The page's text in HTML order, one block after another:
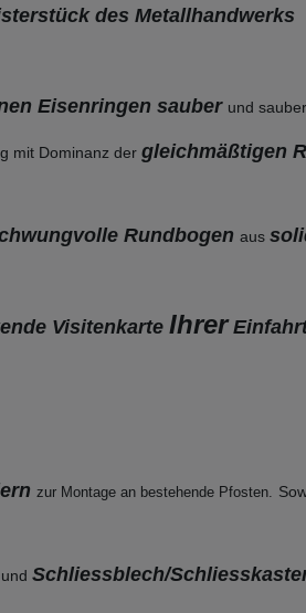
des Metallhandwerks
Eisenringen sauber und
mit Dominanz der gleichmäßtigen
Rundbogen aus
Visitenkarte Ihrer
zur Montage an bestehende Pfosten.
und Schliessblech/